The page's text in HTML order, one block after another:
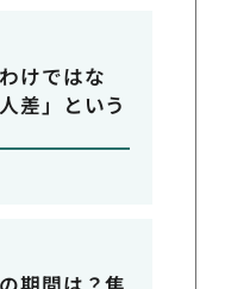
けではな
差」という